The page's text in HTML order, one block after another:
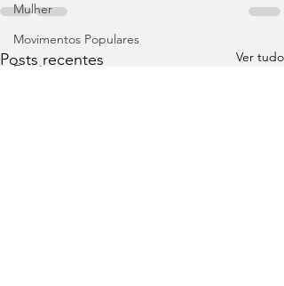
Mulher
Movimentos Populares
Ensaio
Posts recentes Ver tudo